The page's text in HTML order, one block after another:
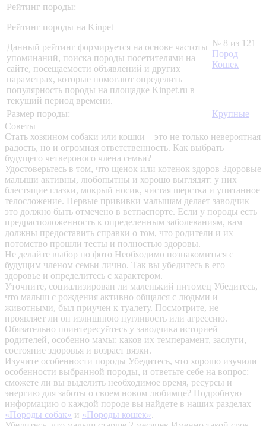
Рейтинг породы:
Рейтинг породы на Kinpet
Данный рейтинг формируется на основе частоты
упоминаний, поиска породы посетителями на
сайте, посещаемости объявлений и других
параметрах, которые помогают определить
популярность породы на площадке Kinpet.ru в
текущий период времени.
№ 8 из 121
Пород
Кошек
Размер породы:
Крупные
Советы
Стать хозяином собаки или кошки – это не только невероятная
радость, но и огромная ответственность. Как выбрать
будущего четвероного члена семьи?
Удостоверьтесь в том, что щенок или котенок здоров Здоровые
малыши активны, любопытны и хорошо выглядят: у них
блестящие глазки, мокрый носик, чистая шерстка и упитанное
телосложение. Первые прививки малышам делает заводчик –
это должно быть отмечено в ветпаспорте. Если у породы есть
предрасположенность к определенным заболеваниям, вам
должны предоставить справки о том, что родители и их
потомство прошли тесты и полностью здоровы.
Не делайте выбор по фото Необходимо познакомиться с
будущим членом семьи лично. Так вы убедитесь в его
здоровье и определитесь с характером.
Уточните, социализирован ли маленький питомец Убедитесь,
что малыш с рождения активно общался с людьми и
животными, был приучен к туалету. Посмотрите, не
проявляет ли он излишнюю пугливость или агрессию.
Обязательно поинтересуйтесь у заводчика историей
родителей, особенно мамы: каков их темперамент, заслуги,
состояние здоровья и возраст вязки.
Изучите особенности породы Убедитесь, что хорошо изучили
особенности выбранной породы, и ответьте себе на вопрос:
сможете ли вы выделить необходимое время, ресурсы и
энергию для заботы о своем новом любимце? Подробную
информацию о каждой породе вы найдете в наших разделах
«Породы собак» и «Породы кошек».